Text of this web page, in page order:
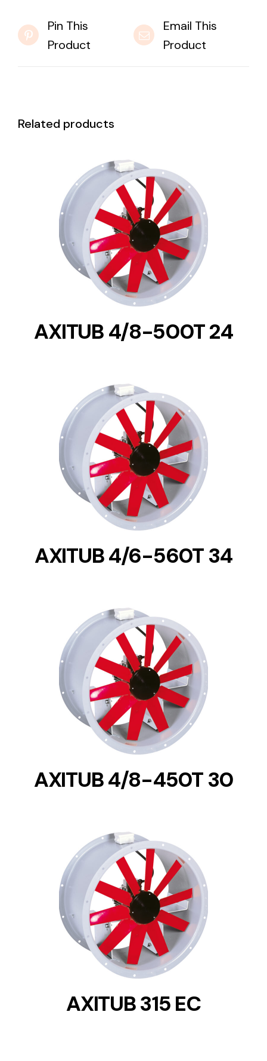
Pin This
Product
Email This
Product
Related products
DETAILS
AXITUB 4/8-500T 24
DETAILS
AXITUB 4/6-560T 34
DETAILS
AXITUB 4/8-450T 30
DETAILS
AXITUB 315 EC